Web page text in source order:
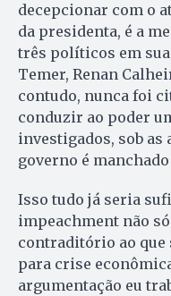
decepcionar com o
da presidenta, é a
três políticos em
Temer, Renan
contudo, nunca foi
conduzir ao poder
investigados, sob as
governo é
Isso tudo já seria
impeachment não
contraditório ao que
para crise
argumentação eu